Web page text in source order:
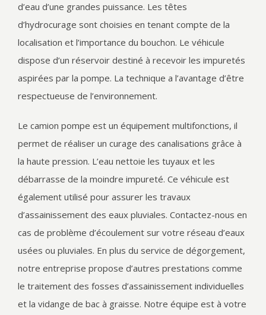
d’eau d’une grandes puissance. Les têtes
d’hydrocurage sont choisies en tenant compte de la
localisation et l’importance du bouchon. Le véhicule
dispose d’un réservoir destiné à recevoir les impuretés
aspirées par la pompe. La technique a l’avantage d’être
respectueuse de l’environnement.
Le camion pompe est un équipement multifonctions, il
permet de réaliser un curage des canalisations grâce à
la haute pression. L’eau nettoie les tuyaux et les
débarrasse de la moindre impureté. Ce véhicule est
également utilisé pour assurer les travaux
d’assainissement des eaux pluviales. Contactez-nous en
cas de problème d’écoulement sur votre réseau d’eaux
usées ou pluviales. En plus du service de dégorgement,
notre entreprise propose d’autres prestations comme
le traitement des fosses d’assainissement individuelles
et la vidange de bac à graisse. Notre équipe est à votre